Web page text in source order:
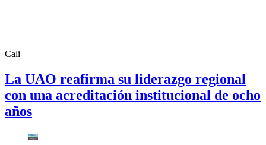
Cali
La UAO reafirma su liderazgo regional
con una acreditación institucional de ocho
años